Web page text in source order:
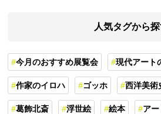
人気タグから
今月のおすすめ展覧会 現代アート
作家のイロハ ゴッホ 西洋美術
葛飾北斎 浮世絵 絵本 ア